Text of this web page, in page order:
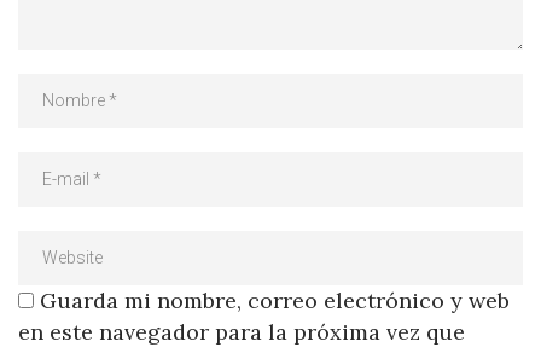
Guarda mi nombre, correo electrónico y web
en este navegador para la próxima vez que